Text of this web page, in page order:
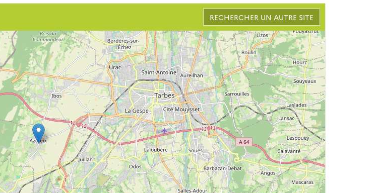
RECHERCHER UN AUTRE SITE